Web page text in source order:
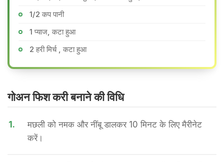
1/2 कप पानी
1 प्याज, कटा हुआ
2 हरी मिर्च , कटा हुआ
गोअन फिश करी बनाने की वि​धि
1.
मछली को नमक और नींबू डालकर 10 मिनट के लिए मैरीनेट
करें।